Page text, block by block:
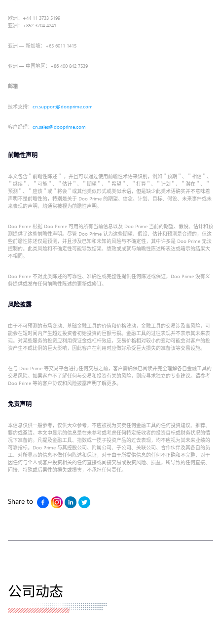
欧洲：+44 11 3733 5199
亚洲：+852 3704 4241
亚洲 — 新加坡：+65 6011 1415
亚洲 — 中国地区：+86 400 842 7539
邮箱
技术支持： cn.support@dooprime.com
客户经理： cn.sales@dooprime.com
前瞻性声明
本文包含＂前瞻性陈述＂ ，并且可以通过使用前瞻性术语来识别，例如＂预期＂、＂相信＂、
＂继续＂、＂可能＂、＂估计＂、＂期望＂、＂希望＂、＂打算＂、＂计划＂、＂潜在＂、＂
预测＂、＂应该＂或＂将会＂或其他类似形式或类似术语，但是缺少此类术语确实并不意味着
声明不是前瞻性的，特别是关于 Doo Prime 的期望、信念、计划、目标、假设、未来事件或未
来表现的声明，均通常被视为前瞻性声明。
Doo Prime 根据 Doo Prime 可用的所有当前信息以及 Doo Prime 当前的期望、假设、估计和预
测提供了这些前瞻性声明。尽管 Doo Prime 认为这些期望、假设、估计和预测是合理的，但这
些前瞻性陈述仅是预测，并且涉及已知和未知的风险与不确定性，其中许多是 Doo Prime 无法
控制的。此类风险和不确定性可能导致结果、绩效或成就与前瞻性陈述所表达或暗示的结果大
不相同。
Doo Prime 不对此类陈述的可靠性、准确性或完整性提供任何陈述或保证，Doo Prime 没有义
务提供或发布任何前瞻性陈述的更新或修订。
风险披露
由于不可预测的市场变动、基础金融工具的价值和价格波动，金融工具的交易涉及高风险，可
能会在短时间内产生超过投资者初始投资的巨额亏损。金融工具的过往表现并不表示其未来表
现。对某些服务的投资应利用保证金或杠杆效应，交易价格相对较小的变动可能会对客户的投
资产生不成比例的巨大影响，因此客户在利用时应做好承受巨大损失的准备该等交易设施。
在与 Doo Prime 等交易平台进行任何交易之前，客户需确保已阅读并完全理解各自金融工具的
交易风险。如果客户不了解任何与交易和投资有关的风险，则应寻求独立的专业建议。请参考
Doo Prime 等的客户协议和风险披露声明了解更多。
免责声明
本信息仅供一般参考，仅供大众参考，不应被视为买卖任何金融工具的任何投资建议、推荐、
要约或邀请。本文中显示的信息是在未参考或考虑任何特定接收者的投资目标或财务状况的情
况下准备的。凡提及金融工具、指数或一揽子投资产品的过去表现，均不应视为其未来业绩的
可靠指标。Doo Prime 与其控股公司、附属公司、子公司、关联公司、合作伙伴及其各自的员
工、对所显示的信息不做任何陈述和保证，对于由于所提供信息的任何不正确和不完整、对于
因任何与个人或客户投资相关的任何直接或间接交易或投资风险、损益，所导致的任何直接、
间接、特殊或后果性的损失或损害，不承担任何责任。
Share to
公司动态